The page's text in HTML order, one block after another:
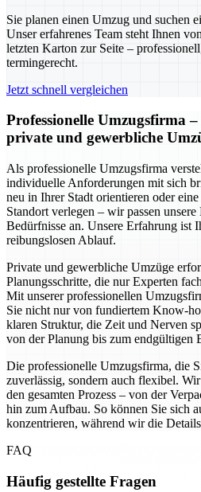
Sie planen einen Umzug und suchen
Unser erfahrenes Team steht Ihnen
letzten Karton zur Seite –
termingerecht.
Jetzt schnell vergleichen
Professionelle Umzugsfirma
private und gewerbliche
Als professionelle Umzugsfirma
individuelle Anforderungen mit sich
neu in Ihrer Stadt orientieren oder
Standort verlegen – wir passen
Bedürfnisse an. Unsere Erfahrung ist
reibungslosen Ablauf.
Private und gewerbliche Umzüge
Planungsschritte, die nur Experten
Mit unserer professionellen
Sie nicht nur von fundiertem Know-
klaren Struktur, die Zeit und Nerven
von der Planung bis zum endgültigen
Die professionelle Umzugsfirma, die
zuverlässig, sondern auch flexibel.
den gesamten Prozess – von der
hin zum Aufbau. So können Sie sich
konzentrieren, während wir die
FAQ
Häufig gestellte Fragen